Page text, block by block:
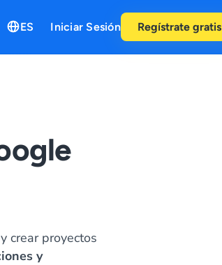
ES Iniciar Sesión Regístrate gratis
crear proyectos
y